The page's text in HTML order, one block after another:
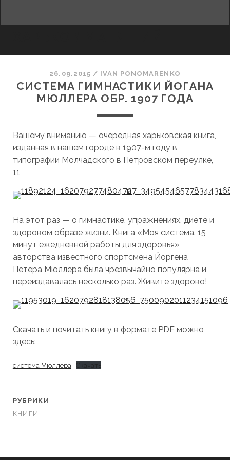
26.09.2015 / ІVAN PONOMARENKO
СИСТЕМА ГИМНАСТИКИ ЙОГАНА
МЮЛЛЕРА ОБР. 1907 ГОДА
Вашему вниманию — очередная харьковская книга,
изданная в нашем городе в 1907-м году в
типографии Молчадского в Петровском переулке,
11
На этот раз — о гимнастике, упражнениях, диете и
здоровом образе жизни. Книга «Моя система. 15
минут ежедневной работы для здоровья»
авторства известного спортсмена Йоргена
Петера Мюллера была чрезвычайно популярна и
переиздавалась несколько раз. Живите здорово!
Скачать и почитать книгу в формате PDF можно
здесь:
система Мюллера Скачать
РУБРИКИ
КНИГИ